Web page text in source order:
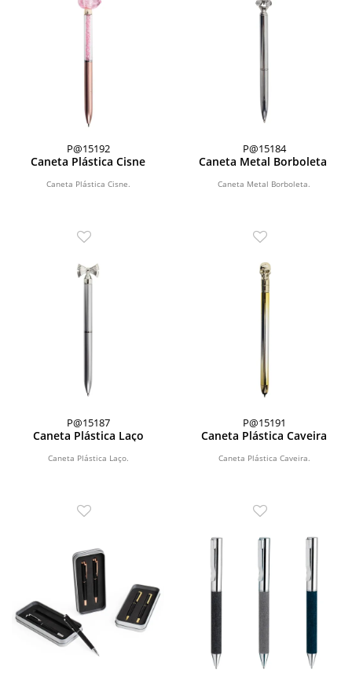
P@15192
Caneta Plástica Cisne
Caneta Plástica Cisne.
P@15184
Caneta Metal Borboleta
Caneta Metal Borboleta.
P@15187
Caneta Plástica Laço
Caneta Plástica Laço.
P@15191
Caneta Plástica Caveira
Caneta Plástica Caveira.